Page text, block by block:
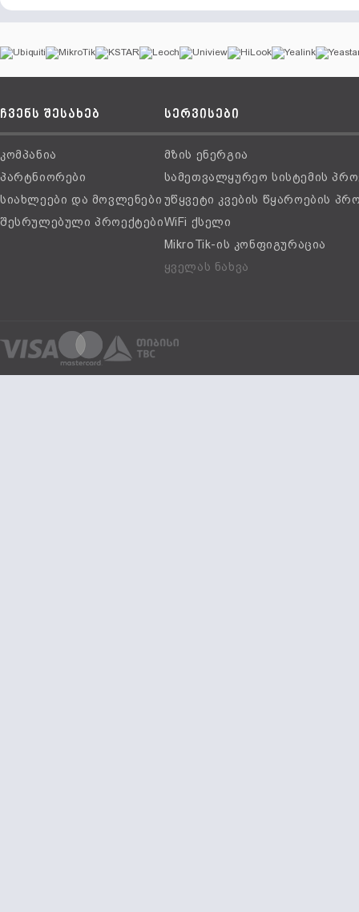
ჩვენს შესახებ
კომპანია
პარტნიორები
სიახლეები და მოვლენები
შესრულებული პროექტები
სერვისები
მზის ენერგია
სამეთვალყურეო სისტემის
უწყვეტი კვების წყაროების
WiFi ქსელი
MikroTik-ის კონფიგურაცია
ყველას ნახვა